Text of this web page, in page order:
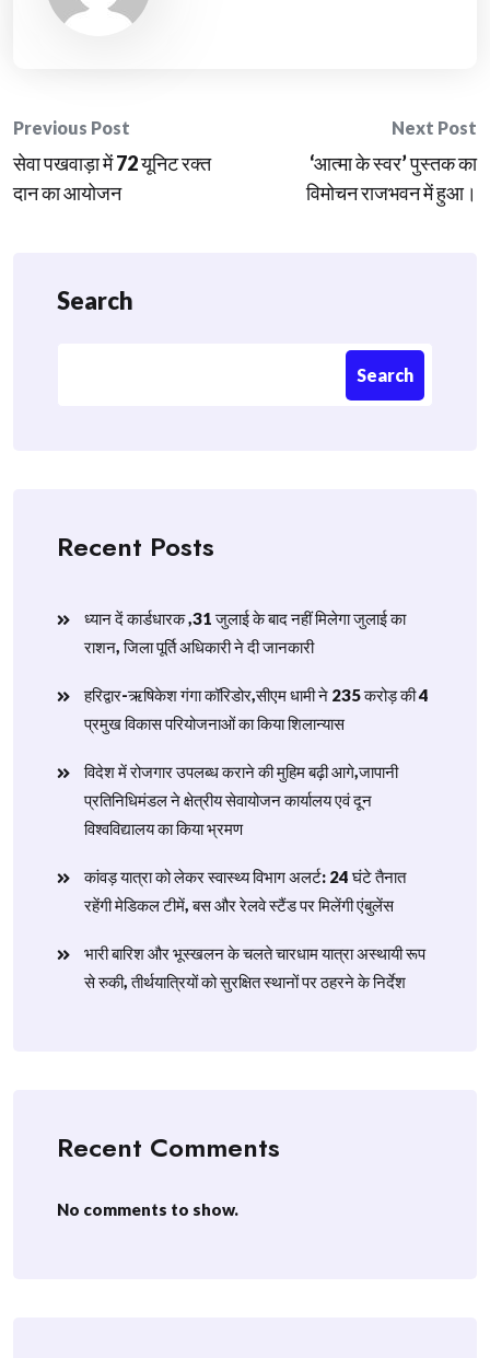
Post
navigation
Previous Post
सेवा पखवाड़ा में 72 यूनिट रक्त
दान का आयोजन
Next Post
‘आत्मा के स्वर’ पुस्तक का
विमोचन राजभवन में हुआ।
Search
Search
Recent Posts
ध्यान दें कार्डधारक ,31 जुलाई के बाद नहीं मिलेगा जुलाई का
राशन, जिला पूर्ति अधिकारी ने दी जानकारी
हरिद्वार-ऋषिकेश गंगा कॉरिडोर,सीएम धामी ने 235 करोड़ की 4
प्रमुख विकास परियोजनाओं का किया शिलान्यास
विदेश में रोजगार उपलब्ध कराने की मुहिम बढ़ी आगे,जापानी
प्रतिनिधिमंडल ने क्षेत्रीय सेवायोजन कार्यालय एवं दून
विश्वविद्यालय का किया भ्रमण
​कांवड़ यात्रा को लेकर स्वास्थ्य विभाग अलर्ट: 24 घंटे तैनात
रहेंगी मेडिकल टीमें, बस और रेलवे स्टैंड पर मिलेंगी एंबुलेंस
​भारी बारिश और भूस्खलन के चलते चारधाम यात्रा अस्थायी रूप
से रुकी, तीर्थयात्रियों को सुरक्षित स्थानों पर ठहरने के निर्देश
Recent Comments
No comments to show.